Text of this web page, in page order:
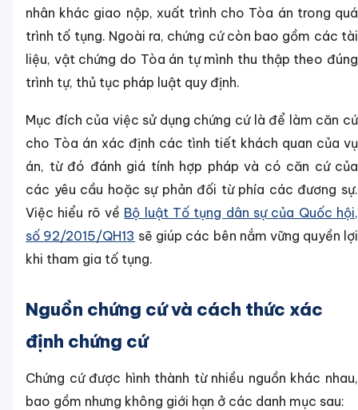
nhân khác giao nộp, xuất trình cho Tòa án trong quá
trình tố tụng. Ngoài ra, chứng cứ còn bao gồm các tài
liệu, vật chứng do Tòa án tự mình thu thập theo đúng
trình tự, thủ tục pháp luật quy định.
Mục đích của việc sử dụng chứng cứ là để làm căn cứ
cho Tòa án xác định các tình tiết khách quan của vụ
án, từ đó đánh giá tính hợp pháp và có căn cứ của
các yêu cầu hoặc sự phản đối từ phía các đương sự.
Việc hiểu rõ về Bộ luật Tố tụng dân sự của Quốc hội,
số 92/2015/QH13 sẽ giúp các bên nắm vững quyền lợi
khi tham gia tố tụng.
Nguồn chứng cứ và cách thức xác
định chứng cứ
Chứng cứ được hình thành từ nhiều nguồn khác nhau,
bao gồm nhưng không giới hạn ở các danh mục sau: